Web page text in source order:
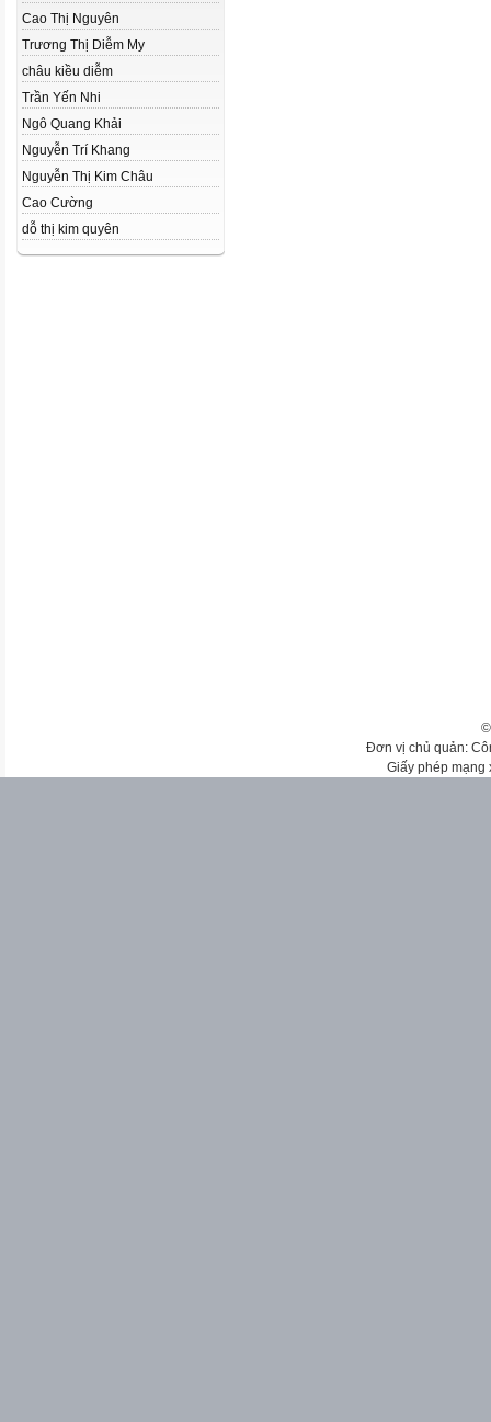
Cao Thị Nguyên
Trương Thị Diễm My
châu kiều diễm
Trần Yến Nhi
Ngô Quang Khải
Nguyễn Trí Khang
Nguyễn Thị Kim Châu
Cao Cường
dỗ thị kim quyên
Đơn vị chủ quản:
Giấy phép mạng